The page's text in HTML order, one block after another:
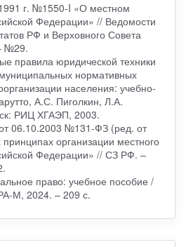
г. №1550-I «О местном
Федерации» // Ведомости
РФ и Верховного Совета
№29.
правила юридической техники
нормативных
населения: учебно-
А.С. Пиголкин, Л.А.
РИЦ ХГАЭП, 2003.
06.10.2003 №131-ФЗ (ред. от
организации местного
Федерации» // СЗ РФ. –
право: учебное пособие /
М, 2024. – 209 с.